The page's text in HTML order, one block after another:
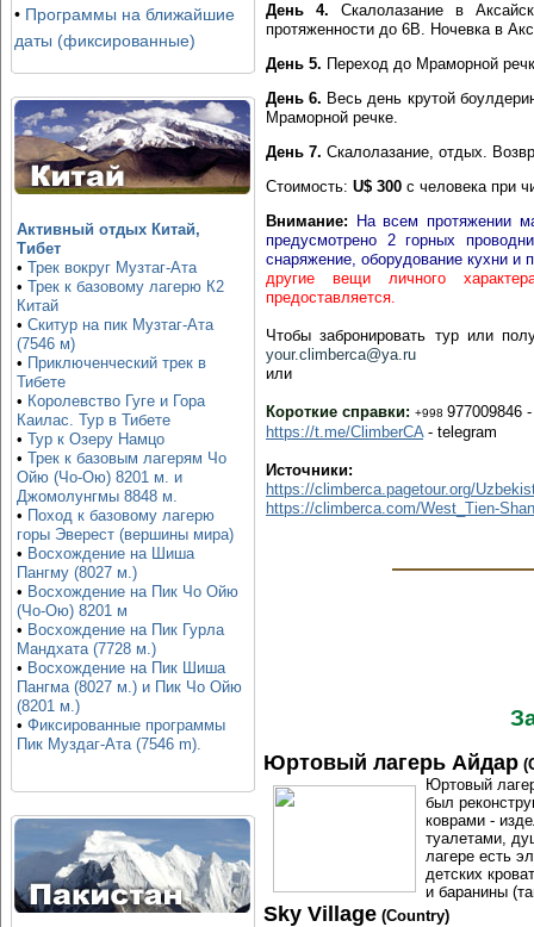
• Программы на ближайшие
даты (фиксированные)
Активный отдых Китай,
Тибет
• Трек вокруг Музтаг-Ата
• Трек к базовому лагерю К2
Китай
• Скитур на пик Музтаг-Ата
(7546 м)
• Приключенческий трек в
Тибете
• Королевство Гуге и Гора
Каилас. Тур в Тибете
• Тур к Озеру Намцо
• Трек к базовым лагерям Чо
Ойю (Чо-Ою) 8201 м. и
Джомолунгмы 8848 м.
• Поход к базовому лагерю
горы Эверест (вершины мира)
• Восхождение на Шиша
Пангму (8027 м.)
• Восхождение на Пик Чо Ойю
(Чо-Ою) 8201 м
• Восхождение на Пик Гурла
Мандхата (7728 м.)
• Восхождение на Пик Шиша
Пангма (8027 м.) и Пик Чо Ойю
(8201 м.)
• Фиксированные программы
Пик Муздаг-Ата (7546 m).
День 4. Скалолазание в
протяженности до 6B. Ночевка в
День 5. Переход до Мраморной
День 6. Весь день крутой
Мраморной речке.
День 7. Скалолазание, отдых.
Стоимость: U$ 300 с человека при
Внимание: На всем протяжении
предусмотрено 2 горных
снаряжение, оборудование кухни и
другие вещи личного
предоставляется.
Чтобы забронировать тур или
your.climberca@ya.ru
или
Короткие справки: +998 977009846
https://t.me/ClimberCA - telegram
Источники:
https://climberca.pagetour.org/
https://climberca.com/West_Tien-
Юртовый лагерь Айдар
Юртовый
был
коврами -
туалетами,
лагере есть
детских
и баранины
Sky Village (Country)